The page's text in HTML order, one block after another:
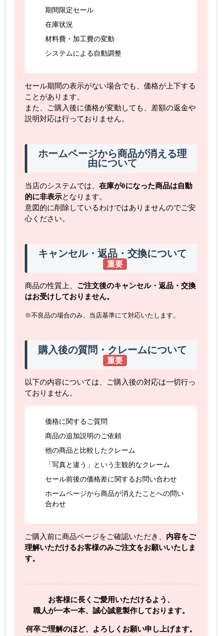
期間限定セール
在庫状況
材料費・加工費の変動
システムによる自動調整
セール期間の表示がない場合でも、価格が上下する
ことがあります。
また、ご購入後に価格が変動しても、差額の返金や
説明対応は行っておりません。
ホームページから商品が消える理
由について
当店のシステムでは、 在庫が0になった商品は自動
的に非表示となります。
意図的に削除しているわけではありませんのでご安
心ください。
キャンセル・返品・交換について
重要
商品の性質上、 ご注文後のキャンセル・返品・交換
はお受けしておりません。
※不良品の場合のみ、当店基準にて対応いたします。
購入後の質問・クレームについて
重要
以下の内容については、ご購入後の対応は一切行っ
ておりません。
価格に関するご質問
商品の追加説明のご依頼
他の商品と比較したクレーム
「写真と違う」という主観的なクレーム
セール前後の価格差に関するお問い合わせ
ホームページから商品が消えたことへの問い
合わせ
ご購入前に商品ページをご確認いただき、 内容をご
理解いただけるお客様のみご注文をお願いいたしま
す。
お客様に長くご愛用いただけるよう、
職人が一本一本、誠心誠意製作しております。
何卒ご理解のほど、よろしくお願い申し上げます。